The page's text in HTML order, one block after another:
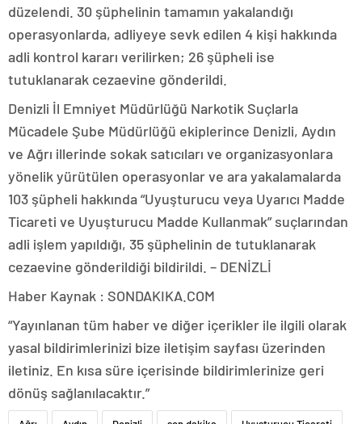
düzelendi. 30 şüphelinin tamamın yakalandığı
operasyonlarda, adliyeye sevk edilen 4 kişi hakkında
adli kontrol kararı verilirken; 26 şüpheli ise
tutuklanarak cezaevine gönderildi.
Denizli İl Emniyet Müdürlüğü Narkotik Suçlarla
Mücadele Şube Müdürlüğü ekiplerince Denizli, Aydın
ve Ağrı illerinde sokak satıcıları ve organizasyonlara
yönelik yürütülen operasyonlar ve ara yakalamalarda
103 şüpheli hakkında “Uyuşturucu veya Uyarıcı Madde
Ticareti ve Uyuşturucu Madde Kullanmak” suçlarından
adli işlem yapıldığı, 35 şüphelinin de tutuklanarak
cezaevine gönderildiği bildirildi. – DENİZLİ
Haber Kaynak : SONDAKIKA.COM
“Yayınlanan tüm haber ve diğer içerikler ile ilgili olarak
yasal bildirimlerinizi bize iletişim sayfası üzerinden
iletiniz. En kısa süre içerisinde bildirimlerinize geri
dönüş sağlanılacaktır.”